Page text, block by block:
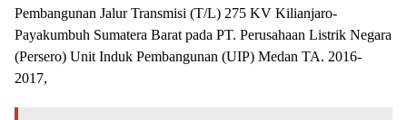
Pembangunan Jalur Transmisi (T/L) 275 KV Kilianjaro-
Payakumbuh Sumatera Barat pada PT. Perusahaan Listrik Negara
(Persero) Unit Induk Pembangunan (UIP) Medan TA. 2016-
2017,